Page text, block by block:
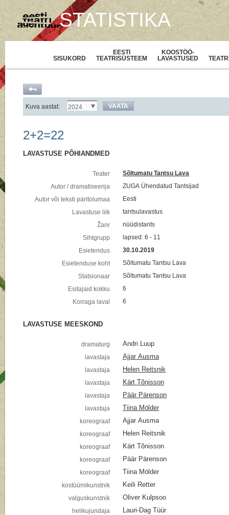
STATISTIKA
SISUKORD
EESTI
TEATRISÜSTEEM
KOOSTÖÖ-
LAVASTUSED
Kuva aastat: 2024 VAATA
2+2=22
LAVASTUSE PÕHIANDMED
Teater
Sõltumatu Tantsu Lava
Autor / dramatiseerija
ZUGA Ühendatud Tantsijad
Autor või teksti päritolumaa
Eesti
Lavastuse liik
tantsulavastus
Žanr
nüüdistants
Sihtgrupp
lapsed: 6 - 11
Esietendus
30.10.2019
Esietenduse koht
Sõltumatu Tantsu Lava
Statsionaar
Sõltumatu Tantsu Lava
Esitajaid kokku
6
Korraga laval
6
LAVASTUSE MEESKOND
dramaturg Andri Luup
lavastaja Ajjar Ausma
lavastaja Helen Reitsnik
lavastaja Kärt Tõnisson
lavastaja Päär Pärenson
lavastaja Tiina Mölder
koreograaf Ajjar Ausma
koreograaf Helen Reitsnik
koreograaf Kärt Tõnisson
koreograaf Päär Pärenson
koreograaf Tiina Mölder
kostüümikunstnik Keili Retter
valguskunstnik Oliver Kulpsoo
helikujundaja Lauri-Dag Tüür